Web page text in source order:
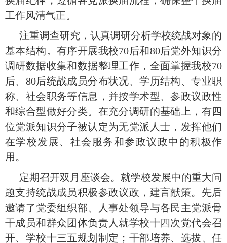
工作风清气正。
注重调查研究，认真调研分析学校统战对象的
基本结构。有序开展我校70后和80后党外知识分
调研数据收集和数据整理工作，全面掌握我校70
后、 80后统战成员分布状况、学历结构、专业职
称、社会职务等信息，并按学术型、参政议政性
和综合型做好分类。在充分调研的基础上，有四
位党派知识分子被认定为无党派人士，发挥他们
在学校发展、社会服务和参政议政中的积极作
用。
定期召开双月座谈会。就学校发展中的重大问
题支持统战成员积极参政议政，建言献策。先后
邀请了党委组织部、人事处领导与各民主党派骨
干成员和群众团体负责人就学校十四次党代会召
开、学校十三五规划制定；干部培养、选拔、任